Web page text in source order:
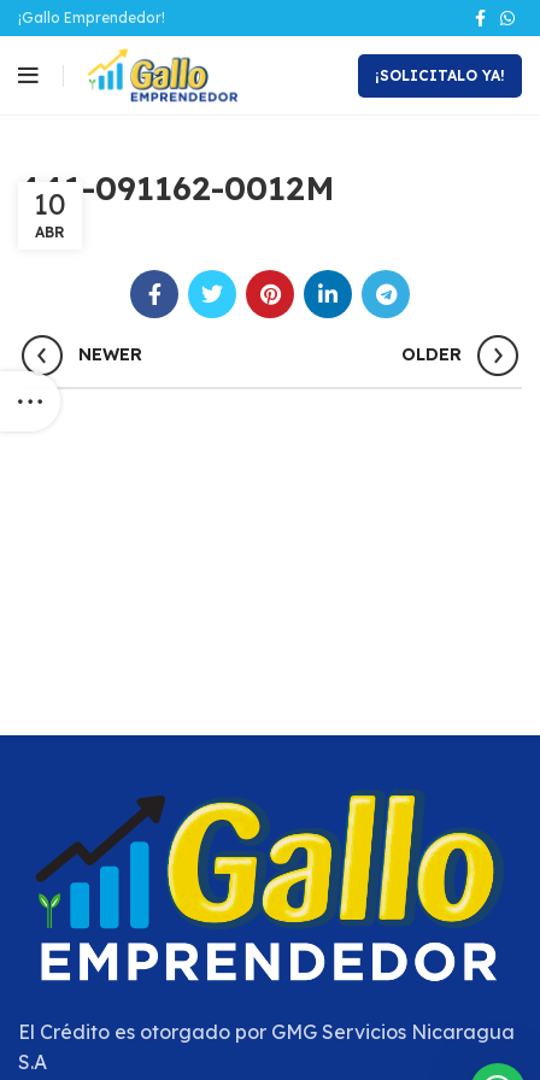
¡Gallo Emprendedor!
¡SOLICITALO YA!
441-091162-0012M
10
ABR
NEWER OLDER
El Crédito es otorgado por GMG Servicios Nicaragua
S.A